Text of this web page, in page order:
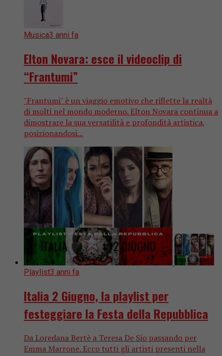
Musica3 anni fa
Elton Novara: esce il videoclip di
“Frantumi”
"Frantumi" è un viaggio emotivo che riflette la realtà
di molti nel mondo moderno. Elton Novara continua a
dimostrare la sua versatilità e profondità artistica,
posizionandosi...
Playlist3 anni fa
Italia 2 Giugno, la playlist per
festeggiare la Festa della Repubblica
Da Loredana Bertè a Teresa De Sio passando per
Emma Marrone. Ecco tutti gli artisti presenti nella